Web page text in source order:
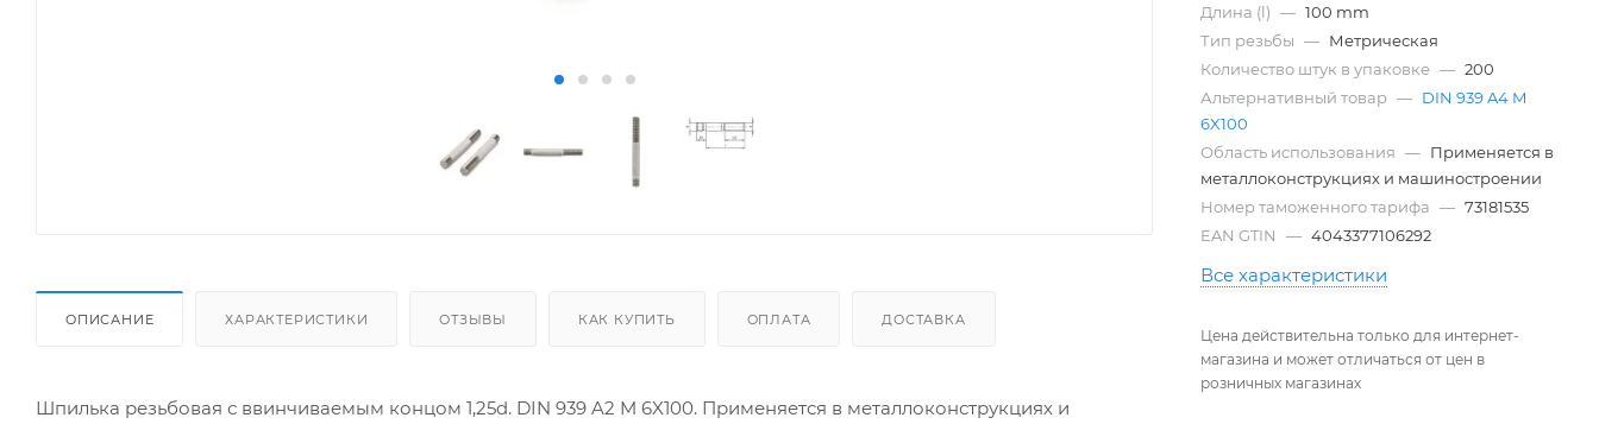
ОПИСАНИЕ ХАРАКТЕРИСТИКИ ОТЗЫВЫ КАК КУПИТЬ ОПЛАТА ДОСТАВКА
Шпилька резьбовая с ввинчиваемым концом 1,25d. DIN 939 A2 M 6X100. Применяется в металлоконструкциях и
Длина (l) — 100 mm
Тип резьбы — Метрическая
Количество штук в упаковке — 200
Альтернативный товар — DIN 939 A4 M
6X100
Область использования — Применяется в
металлоконструкциях и машиностроении
Номер таможенного тарифа — 73181535
EAN GTIN
— 4043377106292
Все характеристики
Цена действительна только для интернет-
магазина и может отличаться от цен в
розничных магазинах